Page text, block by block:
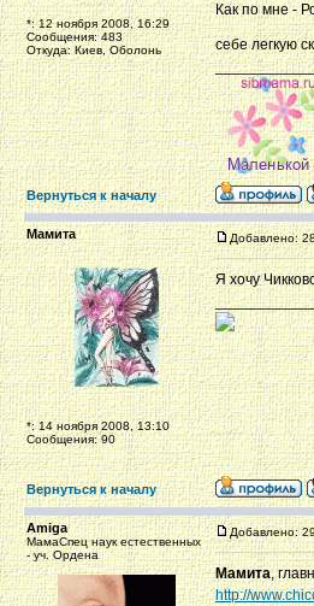
*: 12 ноября 2008, 16:29
Сообщения: 483
Откуда: Киев, Оболонь
Как по мне -
себе легкую
Вернуться к началу
Мамита
*: 14 ноября 2008, 13:10
Сообщения: 90
Добавлено:
Я хочу
Вернуться к началу
Amiga
МамаСпец наук естественных
- уч. Ордена
Добавлено:
Мамита,
http://